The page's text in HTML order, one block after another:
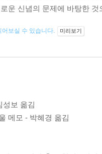
운 신념의 문제에 바탕한
어보실 수 있습니다. 미리보기
성보 옮김
메모 - 박혜경 옮김